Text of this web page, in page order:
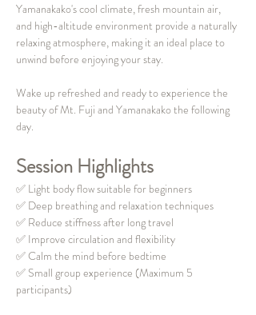
Yamanakako's cool climate, fresh mountain air,
and high-altitude environment provide a naturally
relaxing atmosphere, making it an ideal place to
unwind before enjoying your stay.
Wake up refreshed and ready to experience the
beauty of Mt. Fuji and Yamanakako the following
day.
Session Highlights
✅ Light body flow suitable for beginners
✅ Deep breathing and relaxation techniques
✅ Reduce stiffness after long travel
✅ Improve circulation and flexibility
✅ Calm the mind before bedtime
✅ Small group experience (Maximum 5
participants)